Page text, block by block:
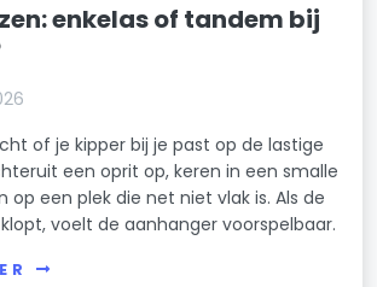
enkelas of tandem bij
of je kipper bij je past op de lastige
een oprit op, keren in een smalle
op een plek die net niet vlak is. Als de
voelt de aanhanger voorspelbaar.